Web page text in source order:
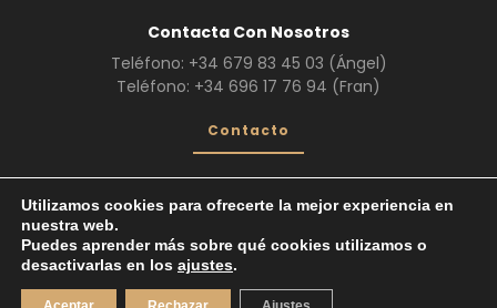
Contacta Con Nosotros
Teléfono: +34 679 83 45 03 (Ángel)
Teléfono: +34 696 17 76 94 (Fran)
Contacto
¿Quiénes Somos?
Trabajos realizados
Vehículos de Escena© 2026. Todos los derechos reservados.
Utilizamos cookies para ofrecerte la mejor experiencia en
nuestra web.
Puedes aprender más sobre qué cookies utilizamos o
desactivarlas en los ajustes.